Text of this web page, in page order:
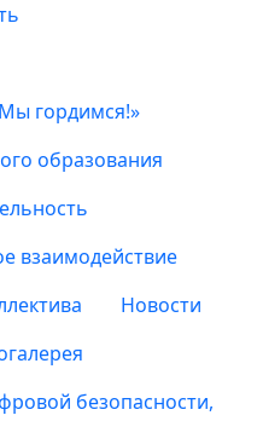
гордимся!»
образования
взаимодействие
Новости
безопасности,